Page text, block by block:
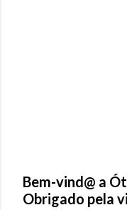
P
Bem-vind@ a
Obrigado pela